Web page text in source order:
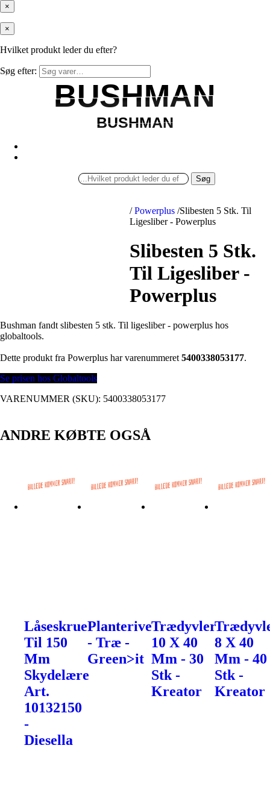
×
×
Hvilket produkt leder du efter?
Søg efter:
BUSHMAN
BUSHMAN
BUSHMAN
BUSHMAN
Søg
/ Powerplus /Slibesten 5 Stk. Til
Ligesliber - Powerplus
Slibesten 5 Stk.
Til Ligesliber -
Powerplus
Bushman fandt slibesten 5 stk. Til ligesliber - powerplus hos
globaltools.
Dette produkt fra Powerplus har varenummeret 5400338053177.
Se prisen hos Globaltools
VARENUMMER (SKU): 5400338053177
ANDRE KØBTE OGSÅ
Låseskrue
Til 150
Mm
Skydelære
Art.
10132150
-
Diesella
Planterive
- Træ -
Green>it
Trædyvler
10 X 40
Mm - 30
Stk -
Kreator
8 X 40
Mm - 40
Stk -
Kreator